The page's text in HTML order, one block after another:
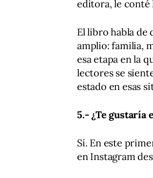
editora, le conté
El libro habla de
amplio: familia,
esa etapa en la
lectores se
estado en esas
5.- ¿Te gustaría
Sí. En este
en Instagram